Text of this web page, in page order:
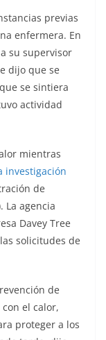
previas
enfermera. En
su supervisor
dijo que se
se sintiera
actividad
mientras
investigación
de
La agencia
Davey Tree
solicitudes de
de
el calor,
proteger a los